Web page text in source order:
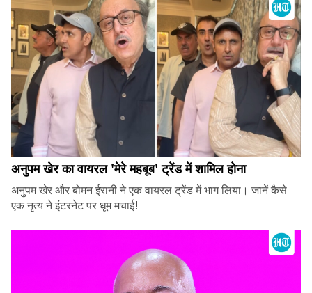
अनुपम खेर का वायरल 'मेरे महबूब' ट्रेंड में शामिल होना
अनुपम खेर और बोमन ईरानी ने एक वायरल ट्रेंड में भाग लिया। जानें कैसे
एक नृत्य ने इंटरनेट पर धूम मचाई!